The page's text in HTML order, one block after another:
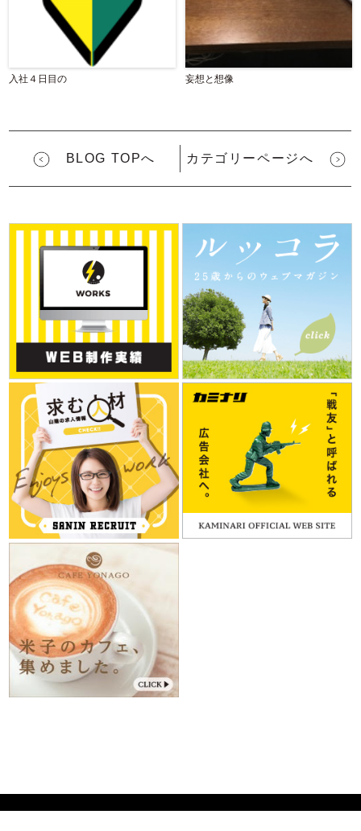
入社４日目の 妄想と想像
BLOG TOPへ カテゴリーページへ